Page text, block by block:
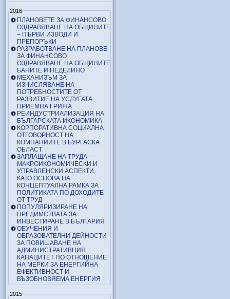
2016
ПЛАНОВЕТЕ ЗА ФИНАНСОВО
ОЗДРАВЯВАНЕ НА ОБЩИНИТЕ
– ПЪРВИ ИЗВОДИ И
ПРЕПОРЪКИ
РАЗРАБОТВАНЕ НА ПЛАНОВЕ
ЗА ФИНАНСОВО
ОЗДРАВЯВАНЕ НА ОБЩИНИТЕ
БАНИТЕ И НЕДЕЛИНО
МЕХАНИЗЪМ ЗА
ИЗЧИСЛЯВАНЕ НА
ПОТРЕБНОСТИТЕ ОТ
РАЗВИТИЕ НА УСЛУГАТА
ПРИЕМНА ГРИЖА
РЕИНДУСТРИАЛИЗАЦИЯ НА
БЪЛГАРСКАТА ИКОНОМИКА
КОРПОРАТИВНА СОЦИАЛНА
ОТГОВОРНОСТ НА
КОМПАНИИТЕ В БУРГАСКА
ОБЛАСТ
ЗАПЛАЩАНЕ НА ТРУДА –
МАКРОИКОНОМИЧЕСКИ И
УПРАВЛЕНСКИ АСПЕКТИ,
КАТО ОСНОВА НА
КОНЦЕПТУАЛНА РАМКА ЗА
ПОЛИТИКАТА ПО ДОХОДИТЕ
ОТ ТРУД
ПОПУЛЯРИЗИРАНЕ НА
ПРЕДИМСТВАТА ЗА
ИНВЕСТИРАНЕ В БЪЛГАРИЯ
ОБУЧЕНИЯ И
ОБРАЗОВАТЕЛНИ ДЕЙНОСТИ
ЗА ПОВИШАВАНЕ НА
АДМИНИСТРАТИВНИЯ
КАПАЦИТЕТ ПО ОТНОШЕНИЕ
НА МЕРКИ ЗА ЕНЕРГИЙНА
ЕФЕКТИВНОСТ И
ВЪЗОБНОВЯЕМА ЕНЕРГИЯ
2015